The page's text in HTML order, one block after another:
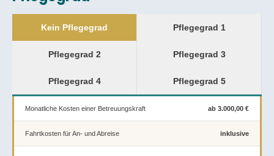
Kein Pflegegrad Pflegegrad 1
Pflegegrad 2 Pflegegrad 3
Pflegegrad 4 Pflegegrad 5
Monatliche Kosten einer Betreuungskraft ab 3.000,00 €
Fahrtkosten für An- und Abreise inklusive